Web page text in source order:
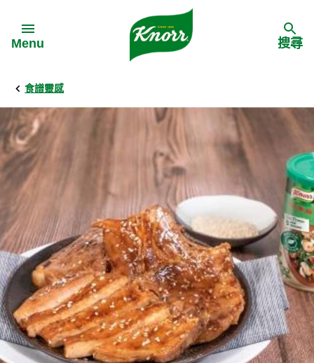
Menu
Back
食譜靈感
料理食材
料理方式
季節節慶
多國料理
料理種類
Back
家樂牌產品
家樂牌純鮮雞粉
家樂牌雞粉
家樂牌鮮菇粉
家樂牌濃湯寶
家樂牌雞汁
Back
主頁
背景
甚麼是愛環境食材
愛環境食材名單
愛環境食材食譜
愛環境食材篩選條件
搜尋
食譜靈感